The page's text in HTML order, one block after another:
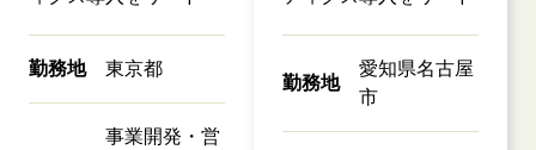
勤務地 東京都
事業開発・営
勤務地
愛知県名古屋
市